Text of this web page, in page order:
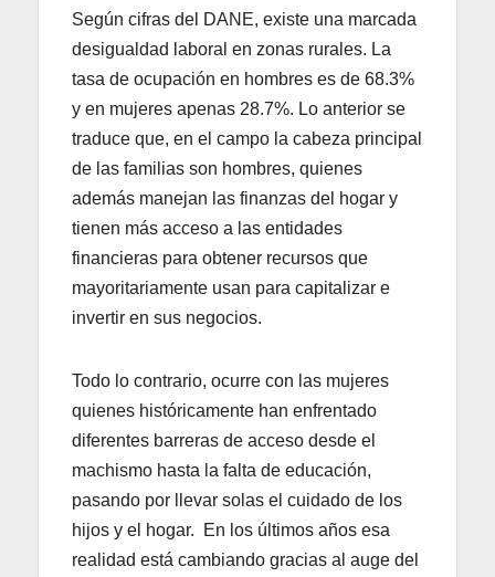
Según cifras del DANE, existe una marcada
desigualdad laboral en zonas rurales. La
tasa de ocupación en hombres es de 68.3%
y en mujeres apenas 28.7%. Lo anterior se
traduce que, en el campo la cabeza principal
de las familias son hombres, quienes
además manejan las finanzas del hogar y
tienen más acceso a las entidades
financieras para obtener recursos que
mayoritariamente usan para capitalizar e
invertir en sus negocios.
Todo lo contrario, ocurre con las mujeres
quienes históricamente han enfrentado
diferentes barreras de acceso desde el
machismo hasta la falta de educación,
pasando por llevar solas el cuidado de los
hijos y el hogar. En los últimos años esa
realidad está cambiando gracias al auge del